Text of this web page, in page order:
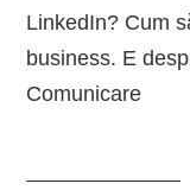
LinkedIn? Cum
business. E
Comunicare